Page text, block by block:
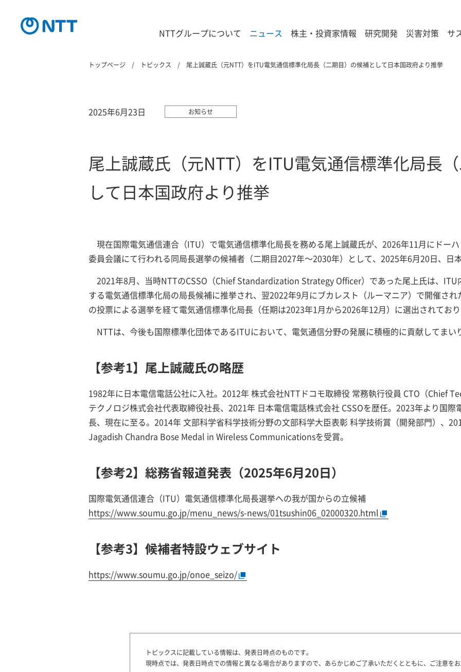
NTTグループについて ニュース 株主・投資家情報 研究開発 災害対策 サ
トップページ トピックス 尾上誠蔵氏（元NTT）をITU電気通信標準化局長（二期目）の候補として日本国政府より推挙
2025年6月23日 お知らせ
尾上誠蔵氏（元NTT）をITU電気通信標準化局長
して日本国政府より推挙
現在国際電気通信連合（ITU）で電気通信標準化局長を務める尾上誠蔵氏が、2026年11月にドー
委員会議にて行われる同局長選挙の候補者（二期目2027年～2030年）として、2025年6月20日、日
2021年8月、当時NTTのCSSO（Chief Standardization Strategy Officer）であった尾上氏は、ITU
する電気通信標準化局の局長候補に推挙され、翌2022年9月にブカレスト（ルーマニア）で開催さ
の投票による選挙を経て電気通信標準化局長（任期は2023年1月から2026年12月）に選出されており
NTTは、今後も国際標準化団体であるITUにおいて、電気通信分野の発展に積極的に貢献してまい
【参考1】尾上誠蔵氏の略歴
1982年に日本電信電話公社に入社。2012年 株式会社NTTドコモ取締役 常務執行役員 CTO（Chief
テクノロジ株式会社代表取締役社長、2021年 日本電信電話株式会社 CSSOを歴任。2023年より国
長、現在に至る。2014年 文部科学省科学技術分野の文部科学大臣表彰 科学技術賞（開発部門）、
Jagadish Chandra Bose Medal in Wireless Communicationsを受賞。
【参考2】総務省報道発表（2025年6月20日）
国際電気通信連合（ITU）電気通信標準化局長選挙への我が国からの立候補
https://www.soumu.go.jp/menu_news/s-news/01tsushin06_02000320.html
【参考3】候補者特設ウェブサイト
https://www.soumu.go.jp/onoe_seizo/
トピックスに記載している情報は、発表日時点のものです。
現時点では、発表日時点での情報と異なる場合がありますので、あらかじめご了承いただくとともに、ご注意をお